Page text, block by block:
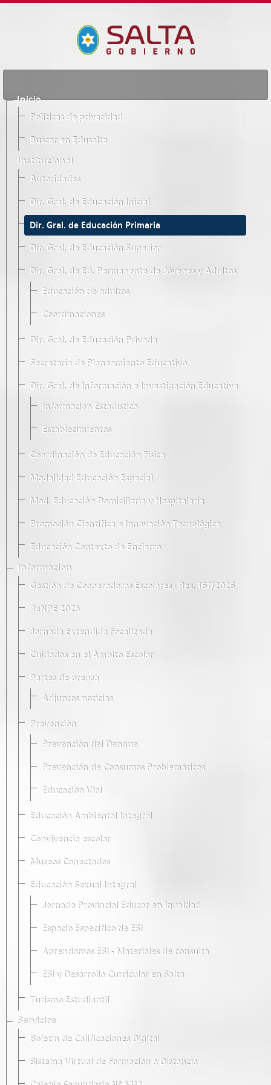
Inicio
Políticas de privacidad
Buscar en Edusalta
Institucional
Autoridades
Dir. Gral. de Educación Inicial
Dir. Gral. de Educación Primaria
Dir. Gral. de Educación Superior
Dir. Gral. de Ed. Permanente de Jóvenes y Adultos
Educación de adultos
Coordinaciones
Dir. Gral. de Educación Privada
Secretaría de Planeamiento Educativo
Dir. Gral. de Información e Investigación Educativa
Información Estadística
Establecimientos
Coordinación de Educación Física
Modalidad Educación Especial
Mod. Educación Domiciliaria y Hospitalaria
Promoción Científica e Innovación Tecnológica
Educación Contexto de Encierro
Información
Gestión de Cooperadoras Escolares · Res. 167/2026
ReNPE 2025
Jornada Extendida Focalizada
Cuidados en el Ámbito Escolar
Partes de prensa
Adjuntos noticias
Prevención
Prevención del Dengue
Prevención de Consumos Problemáticos
Educación Vial
Educación Ambiental Integral
Convivencia escolar
Museos Conectados
Educación Sexual Integral
Jornada Provincial Educar en Igualdad
Espacio Específico de ESI
Aprendamos ESI - Materiales de consulta
ESI y Desarrollo Curricular en Salta
Turismo Estudiantil
Servicios
Boletín de Calificaciones Digital
Sistema Virtual de Formación a Distancia